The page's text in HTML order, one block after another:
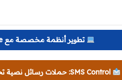
تطوير أنظمة مخصصة مع Beincode